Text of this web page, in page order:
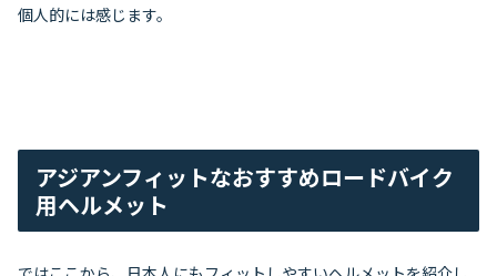
個人的には感じます。
アジアンフィットなおすすめロードバイク
用ヘルメット